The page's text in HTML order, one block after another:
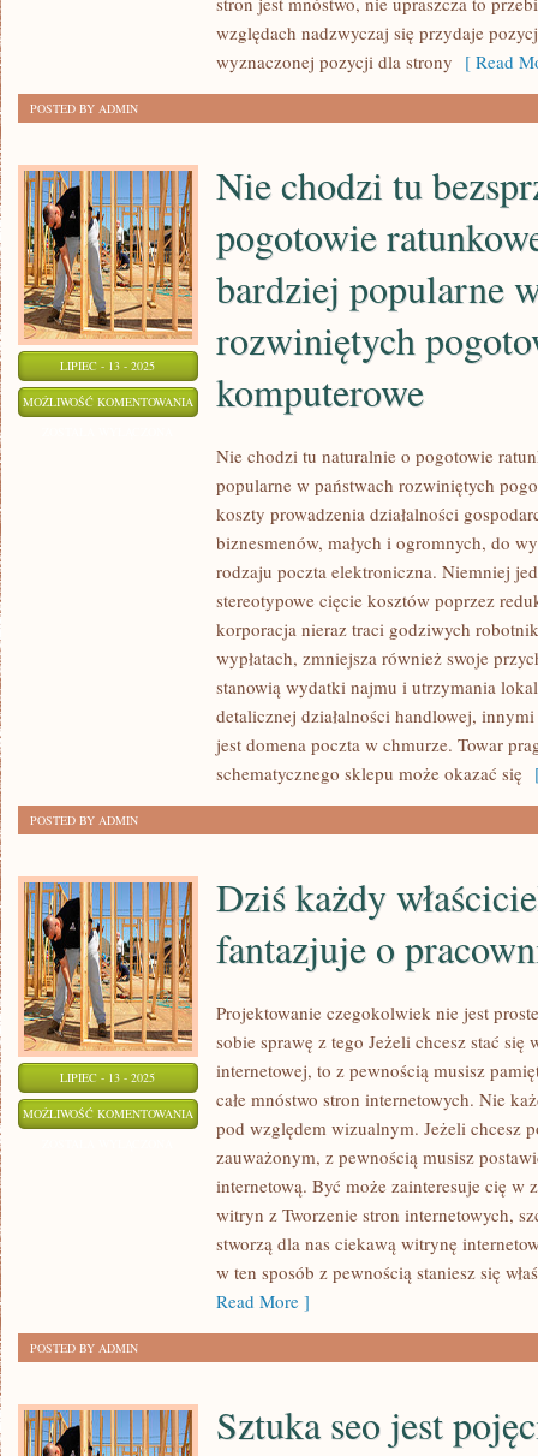
względach nadzwyczaj się przydaje
wyznaczonej pozycji dla strony [ Read
POSTED BY ADMIN
LIPIEC - 13 - 2025
MOŻLIWOŚĆ KOMENTOWANIA
BEZSPRZECZNIE
POGOTOWIE
RATUNKOWE,
CORAZ
KOMPUTEROWE
Nie chodzi tu
pogotowie
bardziej popularne
rozwiniętych
komputerowe
Nie chodzi tu naturalnie o pogotowie
popularne w państwach rozwiniętych
koszty prowadzenia działalności
biznesmenów, małych i ogromnych, do
rodzaju poczta elektroniczna. Niemniej
stereotypowe cięcie kosztów poprzez
korporacja nieraz traci godziwych
wypłatach, zmniejsza również swoje
stanowią wydatki najmu i utrzymania
detalicznej działalności handlowej,
jest domena poczta w chmurze. Towar
schematycznego sklepu może okazać się
POSTED BY ADMIN
LIPIEC - 13 - 2025
MOŻLIWOŚĆ KOMENTOWANIA
KAŻDY
PRACOWNIKU
Dziś każdy
fantazjuje o
Projektowanie czegokolwiek nie jest
sobie sprawę z tego Jeżeli chcesz stać się
internetowej, to z pewnością musisz
całe mnóstwo stron internetowych. Nie
pod względem wizualnym. Jeżeli chcesz
zauważonym, z pewnością musisz
internetową. Być może zainteresuje cię w
witryn z Tworzenie stron internetowych,
stworzą dla nas ciekawą witrynę
w ten sposób z pewnością staniesz się
Read More ]
POSTED BY ADMIN
Sztuka seo jest